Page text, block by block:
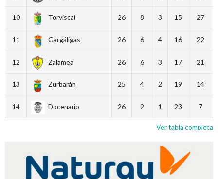
10 Torviscal 26 8 3 15 27
11 Gargáligas 26 6 4 16 22
12 Zalamea 26 6 3 17 21
13 Zurbarán 25 4 2 19 14
14 Docenario 26 2 1 23 7
Ver tabla completa